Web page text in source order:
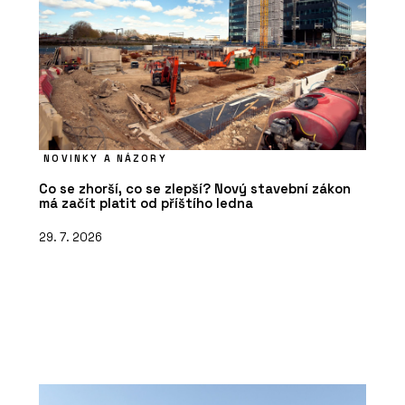
NOVINKY A NÁZORY
Co se zhorší, co se zlepší? Nový stavební zákon
má začít platit od příštího ledna
29. 7. 2026